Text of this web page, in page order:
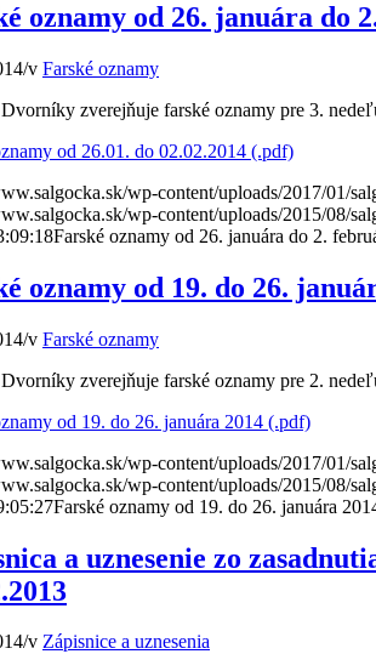
oznamy od 26. januára do
/v Farské oznamy
zverejňuje farské oznamy pre 3.
od 26.01. do 02.02.2014 (.pdf)
wp-content/uploads/2017/01/
wp-content/uploads/2015/08/
Farské oznamy od 26. januára do 2.
oznamy od 19. do 26.
/v Farské oznamy
zverejňuje farské oznamy pre 2.
od 19. do 26. januára 2014 (.pdf)
wp-content/uploads/2017/01/
wp-content/uploads/2015/08/
Farské oznamy od 19. do 26. januára
a uznesenie zo
/v Zápisnice a uznesenia